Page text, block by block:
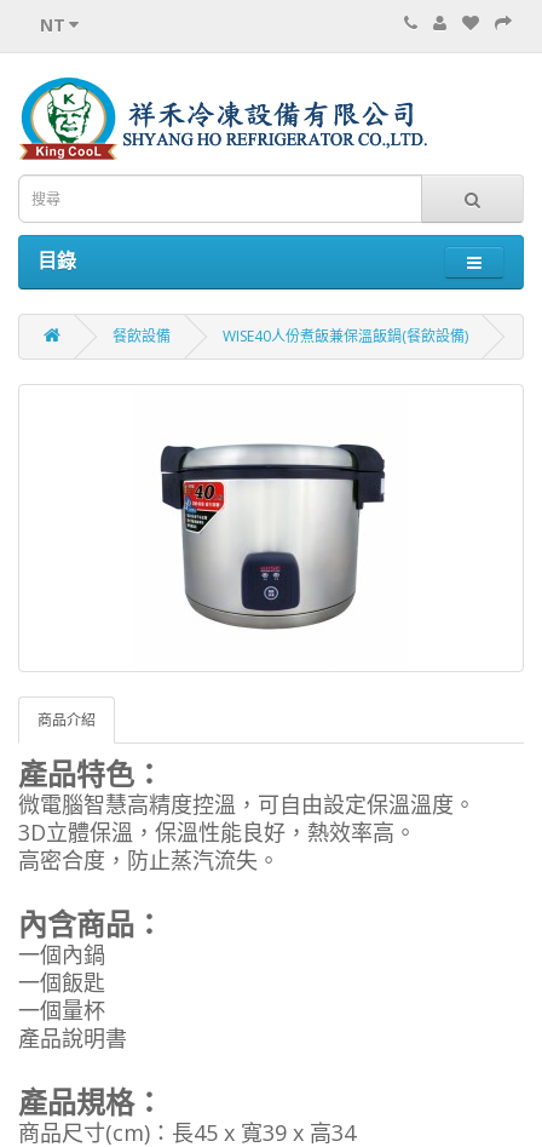
NT
目錄
餐飲設備 WISE40人份煮飯兼保溫飯鍋(餐飲設備)
商品介紹
產品特色：
微電腦智慧高精度控溫，可自由設定保溫溫度。
3D立體保溫，保溫性能良好，熱效率高。
高密合度，防止蒸汽流失。
內含商品：
一個內鍋
一個飯匙
一個量杯
產品說明書
產品規格：
商品尺寸(cm)：長45 x 寬39 x 高34